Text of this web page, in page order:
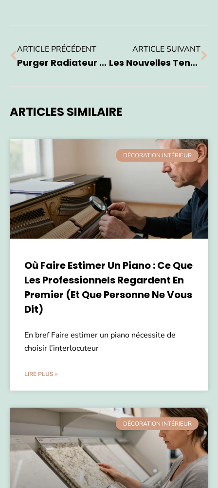
ARTICLE PRÉCÉDENT
Purger Radiateur En Fonte : Voici Nos Conseils
ARTICLE SUIVANT
Les Nouvelles Tendances À Suivre Des Parterres Devant Maison
ARTICLES SIMILAIRE
DÉCORATION INTÉRIEUR
Où Faire Estimer Un Piano : Ce Que
Les Professionnels Regardent En
Premier (et Que Personne Ne Vous
Dit)
En bref Faire estimer un piano nécessite de
choisir l’interlocuteur
LIRE PLUS »
DÉCORATION INTÉRIEUR